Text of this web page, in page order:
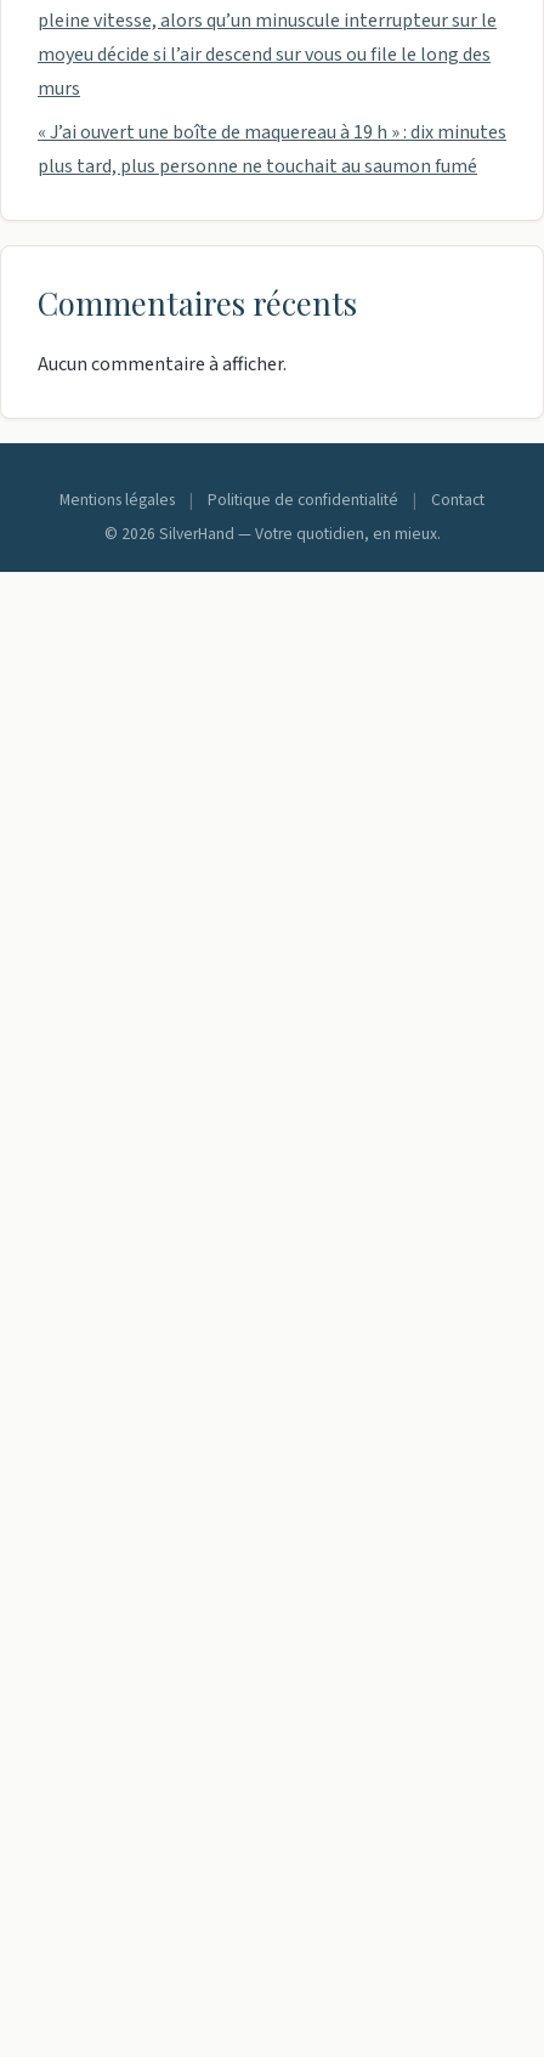
pleine vitesse, alors qu’un minuscule interrupteur sur le
moyeu décide si l’air descend sur vous ou file le long des
murs
« J’ai ouvert une boîte de maquereau à 19 h » : dix minutes
plus tard, plus personne ne touchait au saumon fumé
Commentaires récents
Aucun commentaire à afficher.
Mentions légales | Politique de confidentialité |
Contact
© 2026 SilverHand — Votre quotidien, en mieux.